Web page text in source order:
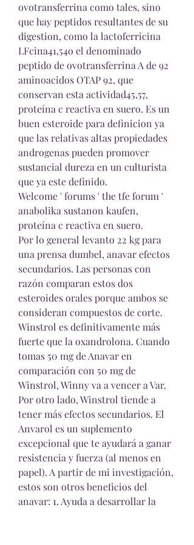
ovotransferrina como tales, sino
que hay peptidos resultantes de su
digestion, como la lactoferricina
LFcina41,54o el denominado
peptido de ovotransferrina A de 92
aminoacidos OTAP 92, que
conservan esta actividad45,57,
proteína c reactiva en suero. Es un
buen esteroide para definicion ya
que las relativas altas propiedades
androgenas pueden promover
sustancial dureza en un culturista
que ya este definido.
Welcome ' forums ' the tfe forum '
anabolika sustanon kaufen,
proteína c reactiva en suero.
Por lo general levanto 22 kg para
una prensa dumbel, anavar efectos
secundarios. Las personas con
razón comparan estos dos
esteroides orales porque ambos se
consideran compuestos de corte.
Winstrol es definitivamente más
fuerte que la oxandrolona. Cuando
tomas 50 mg de Anavar en
comparación con 50 mg de
Winstrol, Winny va a vencer a Var.
Por otro lado, Winstrol tiende a
tener más efectos secundarios. El
Anvarol es un suplemento
excepcional que te ayudará a ganar
resistencia y fuerza (al menos en
papel). A partir de mi investigación,
estos son otros beneficios del
anavar: 1. Ayuda a desarrollar la